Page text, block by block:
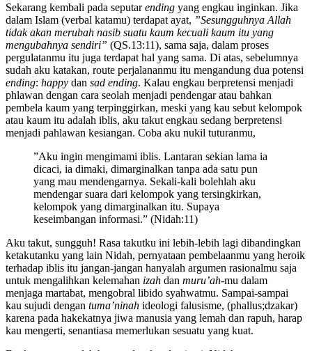
Sekarang kembali pada seputarending yang engkau inginkan. Jika
dalam Islam (verbal katamu) terdapat ayat, ”Sesungguhnya Allah
tidak akan merubah nasib suatu kaum kecuali kaum itu yang
mengubahnya sendiri” (QS.13:11), sama saja, dalam proses
pergulatanmu itu juga terdapat hal yang sama. Di atas, sebelumnya
sudah aku katakan, route perjalananmu itu mengandung dua potensi
ending: happy dan sad ending. Kalau engkau berpretensi menjadi
phlawan dengan cara seolah menjadi pendengar atau bahkan
pembela kaum yang terpinggirkan, meski yang kau sebut kelompok
atau kaum itu adalah iblis, aku takut engkau sedang berpretensi
menjadi pahlawan kesiangan. Coba aku nukil tuturanmu,
”Aku ingin mengimami iblis. Lantaran sekian lama ia
dicaci, ia dimaki, dimarginalkan tanpa ada satu pun
yang mau mendengarnya. Sekali-kali bolehlah aku
mendengar suara dari kelompok yang tersingkirkan,
kelompok yang dimarginalkan itu. Supaya
keseimbangan informasi.” (Nidah:11)
Aku takut, sungguh! Rasa takutku ini lebih-lebih lagi dibandingkan
ketakutanku yang lain Nidah, pernyataan pembelaanmu yang heroik
terhadap iblis itu jangan-jangan hanyalah argumen rasionalmu saja
untuk mengalihkan kelemahan izah dan muru’ah-mu dalam
menjaga martabat, mengobral libido syahwatmu. Sampai-sampai
kau sujudi dengan tuma’ninah ideologi falusisme, (phallus;dzakar)
karena pada hakekatnya jiwa manusia yang lemah dan rapuh, harap
kau mengerti, senantiasa memerlukan sesuatu yang kuat.